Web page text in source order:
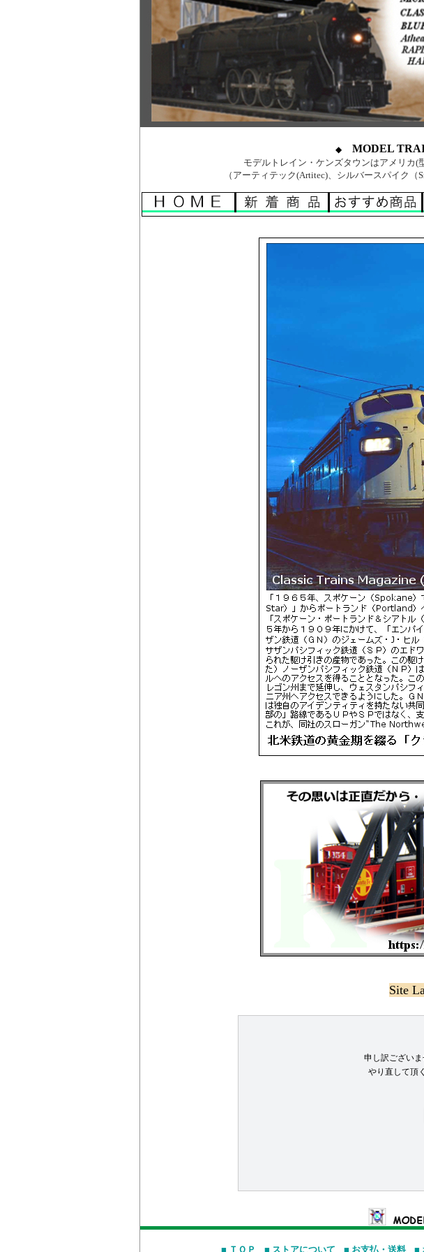
◆ MODEL
モデルトレイン・ケンズタウンはアメリカ(
（アーティテック(Artitec)、シルバースパイク
Site
申し訳ございま
やり直して頂
■ ＴＯＰ ■ ストアについて ■ お支払・送料 ■